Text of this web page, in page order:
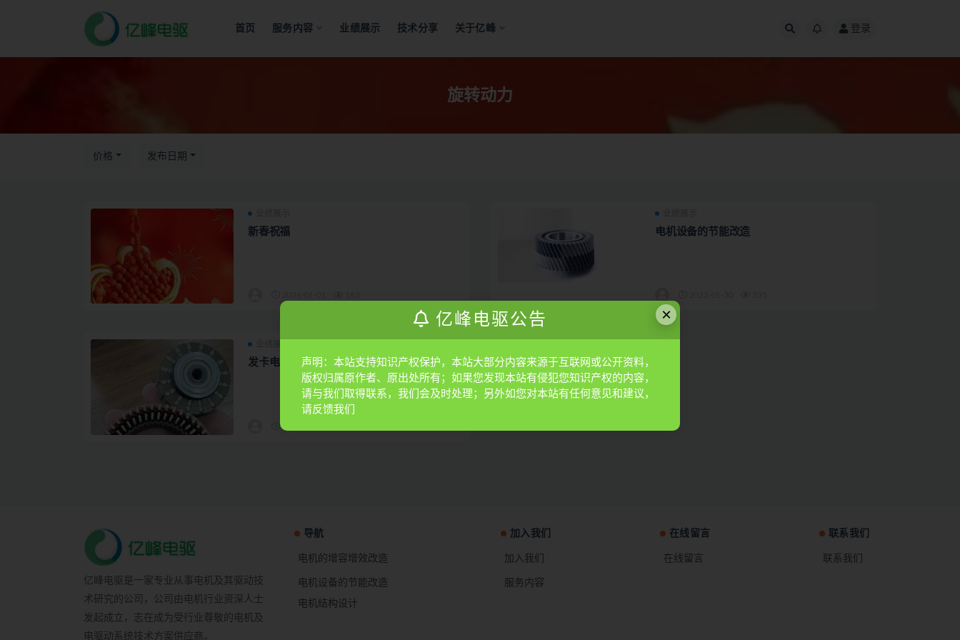
首页 服务内容 业绩展示 技术分享 关于亿峰 登录
旋转动力
价格 发布日期
新春祝福 电机设备的节能改造
发卡电机
2022-01-30
亿峰电驱是一家专业从事电机及其驱动技
术研究的公司，公司由电机行业资深人士
发起成立，志在成为受行业尊敬的电机及
电驱动系统技术方案供应商。
导航
电机的增容增效改造
电机设备的节能改造
电机结构设计
加入我们
加入我们
服务内容
在线留言
在线留言
联系我们
联系我们
×
亿峰电驱公告
声明：本站支持知识产权保护，本站大部分内容来源于互联网或公开资料，
版权归属原作者、原出处所有；如果您发现本站有侵犯您知识产权的内容，
请与我们取得联系，我们会及时处理；另外如您对本站有任何意见和建议，
请反馈我们